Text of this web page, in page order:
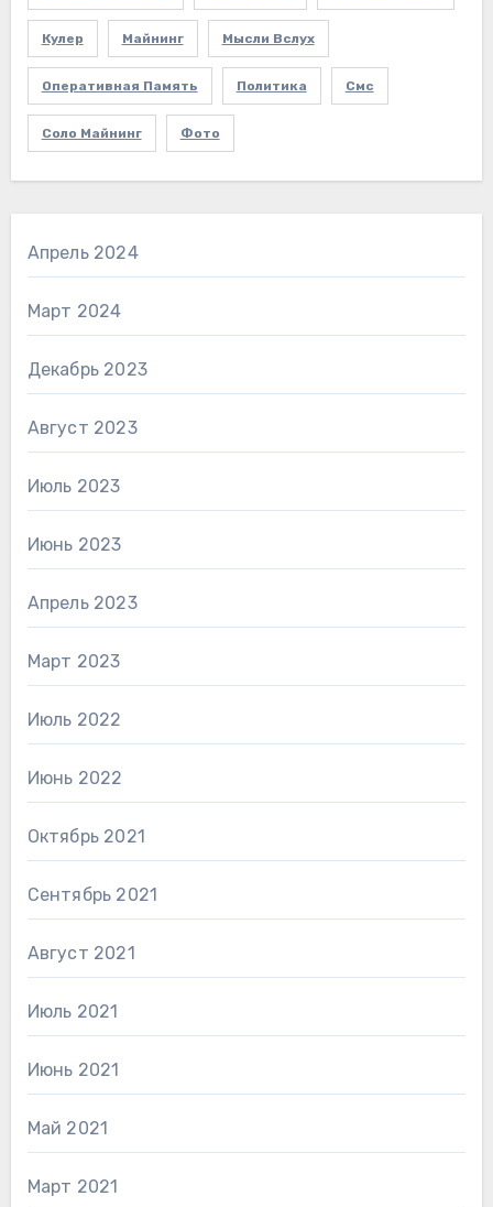
Кулер Майнинг Мысли Вслух
Оперативная Память Политика Смс
Соло Майнинг Фото
Апрель 2024
Март 2024
Декабрь 2023
Август 2023
Июль 2023
Июнь 2023
Апрель 2023
Март 2023
Июль 2022
Июнь 2022
Октябрь 2021
Сентябрь 2021
Август 2021
Июль 2021
Июнь 2021
Май 2021
Март 2021